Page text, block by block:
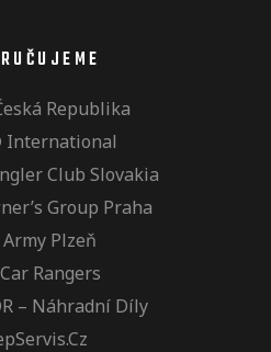
Republika
International
Club Slovakia
Group Praha
Plzeň
Rangers
– Náhradní Díly